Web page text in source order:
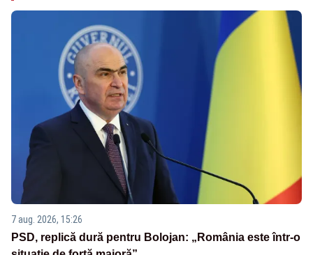
7 aug. 2026, 15:26
PSD, replică dură pentru Bolojan: „România este într-o